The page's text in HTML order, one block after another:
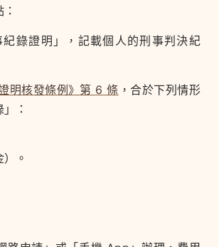
紀錄證明」，記載個人的刑事判決紀
明核發條例》第 6 條 ，合於下列情形
：
。